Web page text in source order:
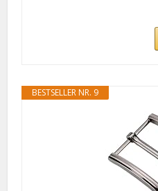
BESTSELLER NR. 9